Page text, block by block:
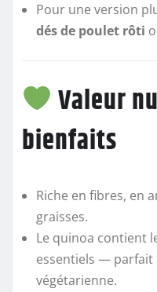
Pour une version
dés de poulet rôti
Valeur
bienfaits
Riche en fibres, en
graisses.
Le quinoa contient
essentiels —
végétarienne.